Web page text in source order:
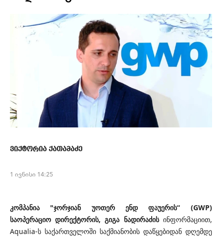
ვიქტორია ქათამაძე
1 ივნისი 14:25
კომპანია "ჯორჯიან უოთერ ენდ ფაუერის“ (GWP)
საოპერაციო დირექტორის, გიგა ნადირაძისინფორმაციით,
Aqualia-ს საქართველოში საქმიანობის დაწყებიდან დღემდე